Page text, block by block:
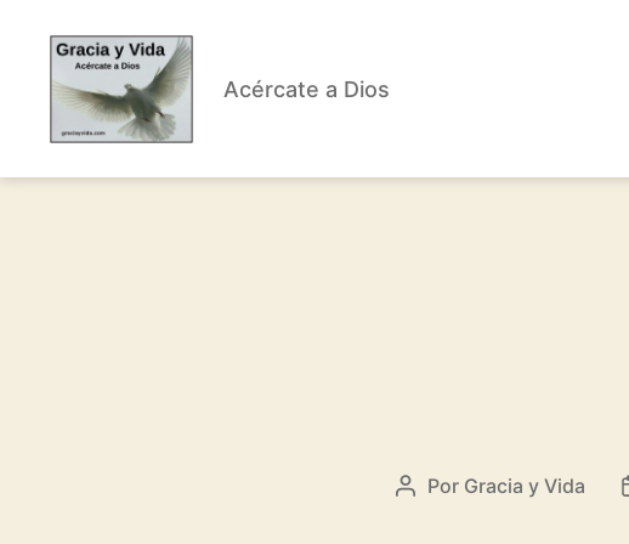
y
Acércate a Dios
Autor
Por Gracia y Vida